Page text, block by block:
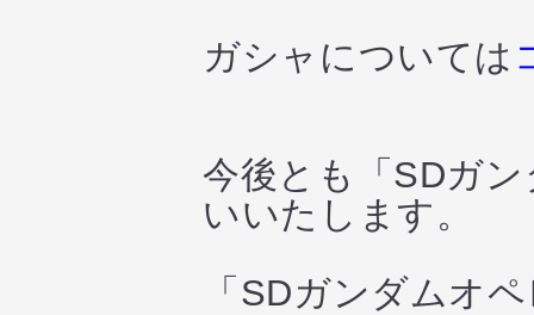
ガシャについては
今後とも「SDガ
いいたします。
「SDガンダムオ